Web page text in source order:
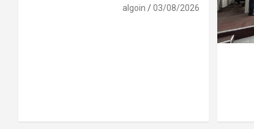
03/08/2026
algoin